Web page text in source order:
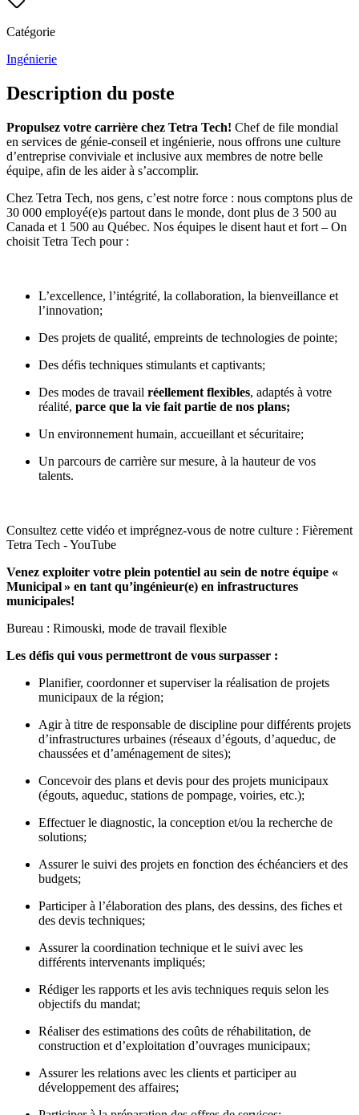
Catégorie
Ingénierie
Description du poste
Propulsez votre carrière chez Tetra Tech! Chef de file mondial
en services de génie-conseil et ingénierie, nous offrons une culture
d’entreprise conviviale et inclusive aux membres de notre belle
équipe, afin de les aider à s’accomplir.
Chez Tetra Tech, nos gens, c’est notre force : nous comptons plus de
30 000 employé(e)s partout dans le monde, dont plus de 3 500 au
Canada et 1 500 au Québec. Nos équipes le disent haut et fort – On
choisit Tetra Tech pour :
L’excellence, l’intégrité, la collaboration, la bienveillance et
l’innovation;
Des projets de qualité, empreints de technologies de pointe;
Des défis techniques stimulants et captivants;
Des modes de travail réellement flexibles, adaptés à votre
réalité, parce que la vie fait partie de nos plans;
Un environnement humain, accueillant et sécuritaire;
Un parcours de carrière sur mesure, à la hauteur de vos
talents.
Consultez cette vidéo et imprégnez-vous de notre culture : Fièrement
Tetra Tech - YouTube
Venez exploiter votre plein potentiel au sein de notre équipe «
Municipal» en tant qu’ingénieur(e) en infrastructures
municipales!
Bureau : Rimouski, mode de travail flexible
Les défis qui vous permettront de vous surpasser :
Planifier, coordonner et superviser la réalisation de projets
municipaux de la région;
Agir à titre de responsable de discipline pour différents projets
d’infrastructures urbaines (réseaux d’égouts, d’aqueduc, de
chaussées et d’aménagement de sites);
Concevoir des plans et devis pour des projets municipaux
(égouts, aqueduc, stations de pompage, voiries, etc.);
Effectuer le diagnostic, la conception et/ou la recherche de
solutions;
Assurer le suivi des projets en fonction des échéanciers et des
budgets;
Participer à l’élaboration des plans, des dessins, des fiches et
des devis techniques;
Assurer la coordination technique et le suivi avec les
différents intervenants impliqués;
Rédiger les rapports et les avis techniques requis selon les
objectifs du mandat;
Réaliser des estimations des coûts de réhabilitation, de
construction et d’exploitation d’ouvrages municipaux;
Assurer les relations avec les clients et participer au
développement des affaires;